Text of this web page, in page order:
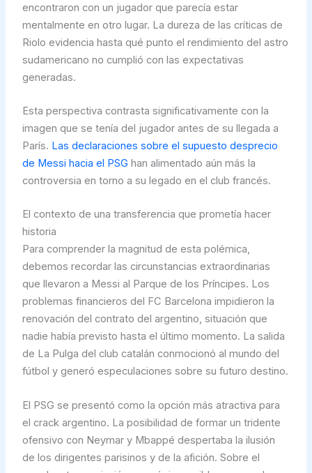
encontraron con un jugador que parecía estar
mentalmente en otro lugar. La dureza de las críticas de
Riolo evidencia hasta qué punto el rendimiento del astro
sudamericano no cumplió con las expectativas
generadas.
Esta perspectiva contrasta significativamente con la
imagen que se tenía del jugador antes de su llegada a
París. Las declaraciones sobre el supuesto desprecio
de Messi hacia el PSG han alimentado aún más la
controversia en torno a su legado en el club francés.
El contexto de una transferencia que prometía hacer
historia
Para comprender la magnitud de esta polémica,
debemos recordar las circunstancias extraordinarias
que llevaron a Messi al Parque de los Príncipes. Los
problemas financieros del FC Barcelona impidieron la
renovación del contrato del argentino, situación que
nadie había previsto hasta el último momento. La salida
de La Pulga del club catalán conmocionó al mundo del
fútbol y generó especulaciones sobre su futuro destino.
El PSG se presentó como la opción más atractiva para
el crack argentino. La posibilidad de formar un tridente
ofensivo con Neymar y Mbappé despertaba la ilusión
de los dirigentes parisinos y de la afición. Sobre el